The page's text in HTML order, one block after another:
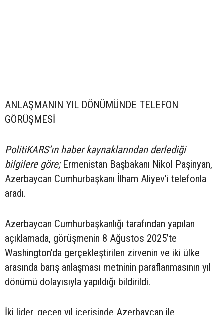
ANLAŞMANIN YIL DÖNÜMÜNDE TELEFON
GÖRÜŞMESİ
PolitiKARS’ın haber kaynaklarından derlediği
bilgilere göre;Ermenistan Başbakanı Nikol Paşinyan,
Azerbaycan Cumhurbaşkanı İlham Aliyev’i telefonla
aradı.
Azerbaycan Cumhurbaşkanlığı tarafından yapılan
açıklamada, görüşmenin 8 Ağustos 2025’te
Washington’da gerçekleştirilen zirvenin ve iki ülke
arasında barış anlaşması metninin paraflanmasının yıl
dönümü dolayısıyla yapıldığı bildirildi.
İki lider, geçen yıl içerisinde Azerbaycan ile